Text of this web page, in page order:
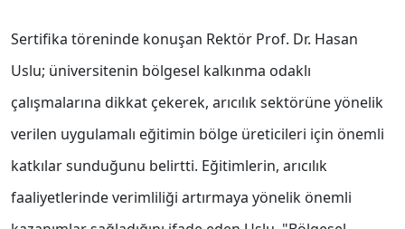
Sertifika töreninde konuşan Rektör Prof. Dr. Hasan
Uslu; üniversitenin bölgesel kalkınma odaklı
çalışmalarına dikkat çekerek, arıcılık sektörüne yönelik
verilen uygulamalı eğitimin bölge üreticileri için önemli
katkılar sunduğunu belirtti. Eğitimlerin, arıcılık
faaliyetlerinde verimliliği artırmaya yönelik önemli